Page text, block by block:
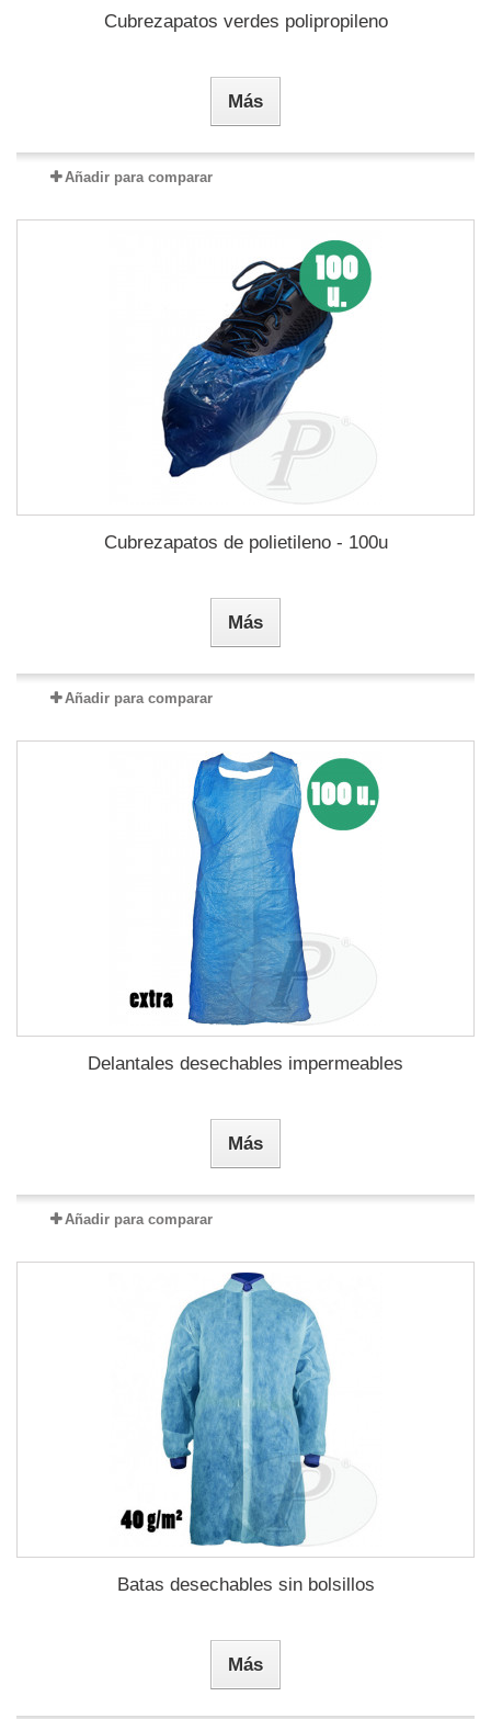
Cubrezapatos verdes polipropileno
Más
Añadir para comparar
Cubrezapatos de polietileno - 100u
Más
Añadir para comparar
Delantales desechables impermeables
Más
Añadir para comparar
Batas desechables sin bolsillos
Más